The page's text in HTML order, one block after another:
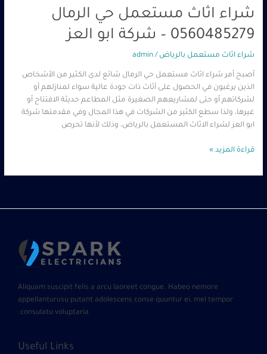
شراء اثاث مستعمل حي الرمال
0560485279 – شركة ابو العز
شراء اثاث مستعمل بالرياض /
admin
أصبح أمر شراء اثاث مستعمل حي الرمال شائع لدى الكثير من الأشخاص
الذين يرغبون في الحصول على أثاث ذات جودة عالية سواء لمنازلهم أو
لشركاتهم أو حتى لمشاريعهم الصغيرة مثل المطاعم حديثة الافتتاح أو
غيرها، ولذا سطع الكثير من الشركات في هذا المجال وفي مقدمتها شركة
ابو العز لشراء الاثاث المستعمل بالرياض، وذلك لأنها تحرص
قراءة المزيد »
Aliquam suscipit felis a arcu laoreet congue. Habeo nemore
appellanturusu putant adolescens conse quuntur ei, mel tempor
consulatu voluptaria.
Useful Links